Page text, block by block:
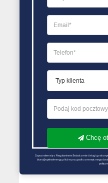
wyłącznie propanem..
PORÓWNYWARKA
Chcę
Zapoznałem się z Regulaminem Świadczenie Usług i go
biuro@optimalenergy.pl lub w przypadku zewnętrznego